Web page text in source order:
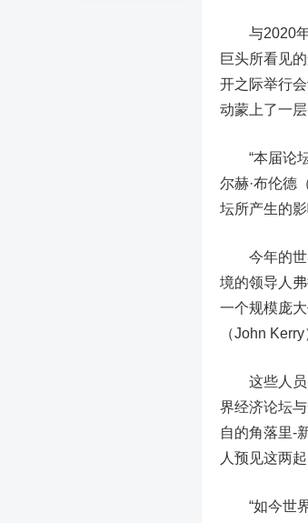
与2020年1
巨头所看见
开之际举行
动蒙上了一
“本届论坛
尔赫·布伦德
坛所产生的
今年的世界
境的领导人
一个规模庞
（John
这些人员的
界经济论坛
自的角落里-
人预见这两
“如今世界